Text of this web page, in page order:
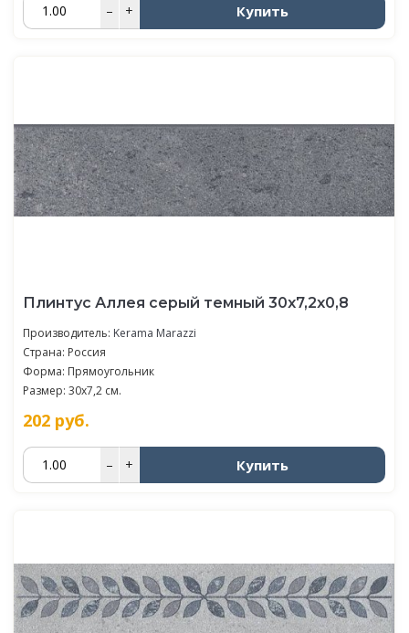
– + Купить
Плинтус Аллея серый темный 30x7,2x0,8
Производитель: Kerama Marazzi
Страна: Россия
Форма: Прямоугольник
Размер: 30x7,2 см.
202 руб.
– + Купить